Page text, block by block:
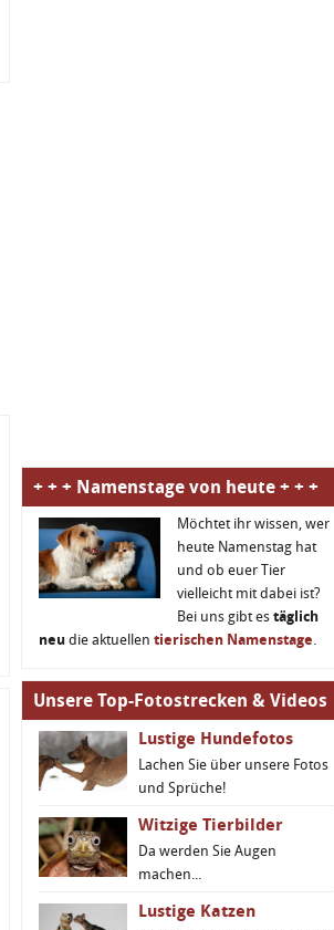
+ + + Namenstage von heute + + +
Möchtet ihr wissen, wer
heute Namenstag hat
und ob euer Tier
vielleicht mit dabei ist?
Bei uns gibt es täglich
neu die aktuellen tierischen Namenstage.
Unsere Top-Fotostrecken & Videos
Lustige Hundefotos
Lachen Sie über unsere Fotos
und Sprüche!
Witzige Tierbilder
Da werden Sie Augen
machen...
Lustige Katzen